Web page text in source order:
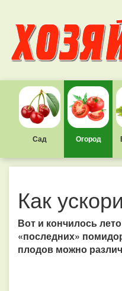
Сад Огород
Как
Вот и кончилось
«последних»
плодов можно